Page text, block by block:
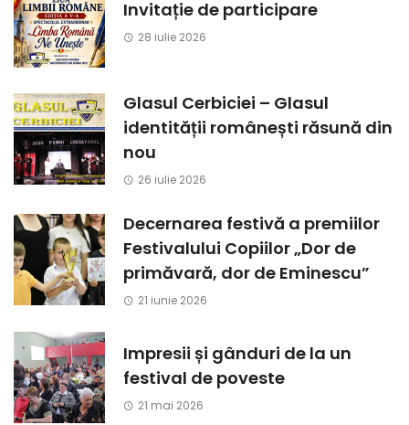
Invitație de participare
28 iulie 2026
Glasul Cerbiciei – Glasul
identității românești răsună din
nou
26 iulie 2026
Decernarea festivă a premiilor
Festivalului Copiilor „Dor de
primăvară, dor de Eminescu”
21 iunie 2026
Impresii și gânduri de la un
festival de poveste
21 mai 2026